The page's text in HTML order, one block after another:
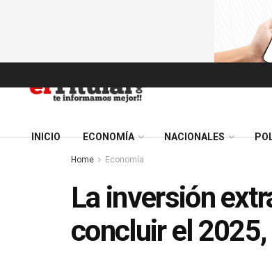
INICIO ECONOMÍA NACIONALES
Home Economía
La inversión
concluir el 2025,